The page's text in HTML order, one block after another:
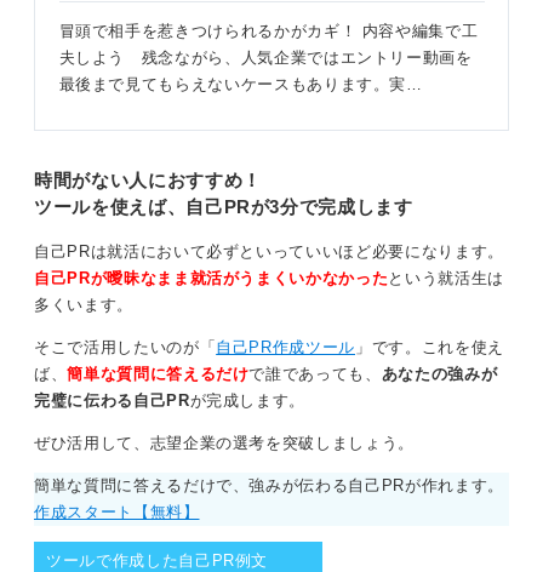
冒頭で相手を惹きつけられるかがカギ！ 内容や編集で工
夫しよう 残念ながら、人気企業ではエントリー動画を
最後まで見てもらえないケースもあります。実…
時間がない人におすすめ！
ツールを使えば、自己PRが3分で完成します
自己PRは就活において必ずといっていいほど必要になります。
自己PRが曖昧なまま就活がうまくいかなかった という就活生は
多くいます。
そこで活用したいのが「 自己PR作成ツール 」です。これを使え
ば、簡単な質問に答えるだけで誰であっても、 あなたの強みが
完璧に伝わる自己PRが完成します。
ぜひ活用して、志望企業の選考を突破しましょう。
簡単な質問に答えるだけで、強みが伝わる自己PRが作れます。
作成スタート【無料】
ツールで作成した自己PR例文